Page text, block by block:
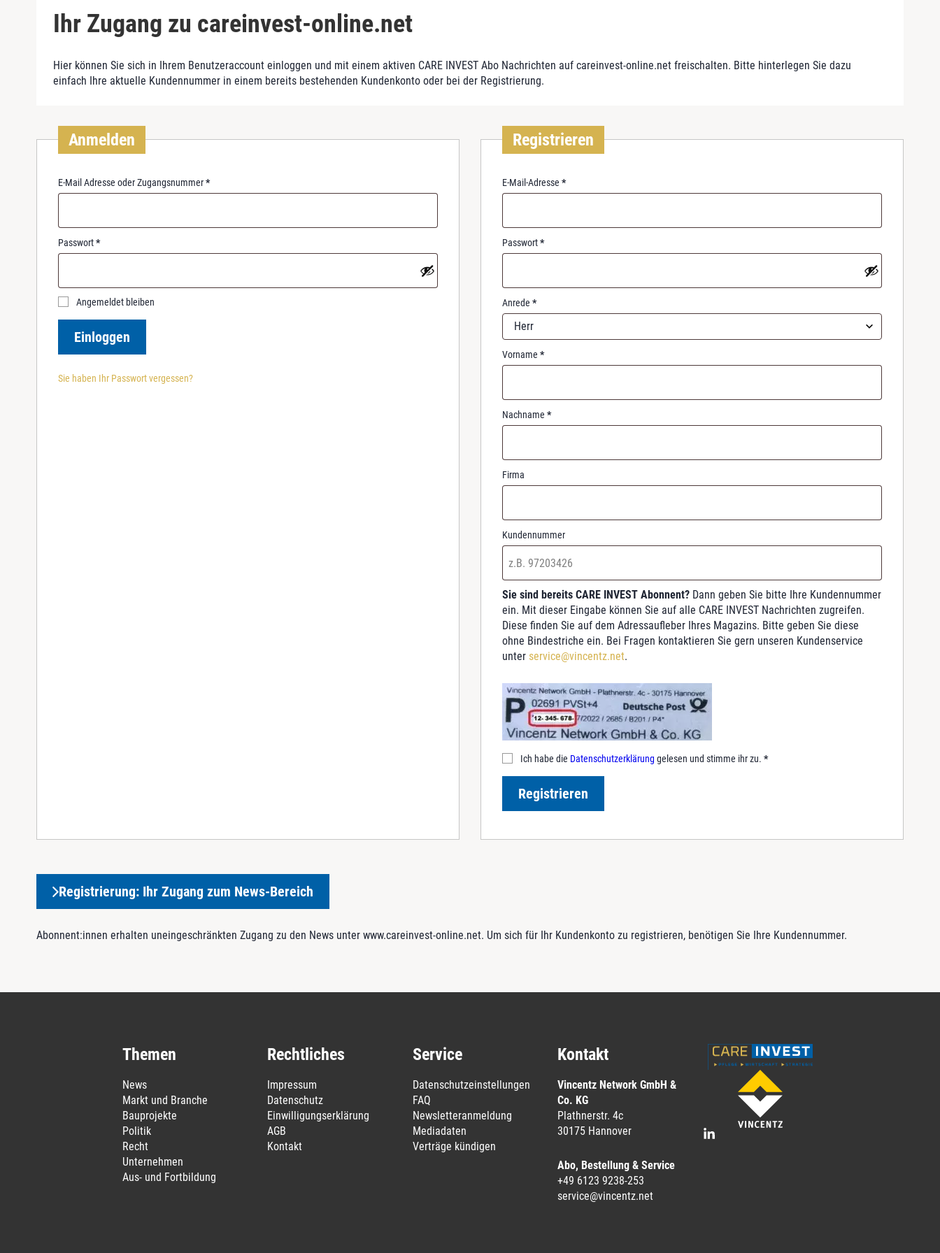
Ihr Zugang zu careinvest-online.net
Hier können Sie sich in Ihrem Benutzeraccount einloggen und mit einem aktiven CARE INVEST Abo Nachrichten auf careinvest-online.net freischalten. Bitte hinterlegen Sie dazu
einfach Ihre aktuelle Kundennummer in einem bereits bestehenden Kundenkonto oder bei der Registrierung.
Anmelden
E-Mail Adresse oder Zugangsnummer*R
e
u
r
Passwort*R
e
u
i
d
Angemeldet bleiben
Einloggen
Sie haben Ihr Passwort vergessen?
Registrieren
E-Mail-Adresse *R
e
u
r
Passwort*R
e
u
r
Anrede *
Herr
Vorname *
Nachname *
Firma
Kundennummer
Sie sind bereits CARE INVEST Abonnent? Dann geben Sie bitte Ihre Kundennummer
ein. Mit dieser Eingabe können Sie auf alle CARE INVEST Nachrichten zugreifen.
Diese finden Sie auf dem Adressaufleber Ihres Magazins. Bitte geben Sie diese
ohne Bindestriche ein. Bei Fragen kontaktieren Sie gern unseren Kundenservice
unter service@vincentz.net.
Ich habe die Datenschutzerklärung gelesen und stimme ihr zu. *
Registrieren
Registrierung: Ihr Zugang zum News-Bereich
Abonnent:innen erhalten uneingeschränkten Zugang zu den News unter www.careinvest-online.net. Um sich für Ihr Kundenkonto zu registrieren, benötigen Sie Ihre Kundennummer.
Themen
News
Markt und Branche
Bauprojekte
Politik
Recht
Unternehmen
Aus- und Fortbildung
Rechtliches
Impressum
Datenschutz
Einwilligungserklärung
AGB
Kontakt
Service
Datenschutzeinstellungen
FAQ
Newsletteranmeldung
Mediadaten
Verträge kündigen
Kontakt
Vincentz Network GmbH &
Co. KG
Plathnerstr. 4c
30175 Hannover
Abo, Bestellung & Service
+49 6123 9238-253
service@vincentz.net